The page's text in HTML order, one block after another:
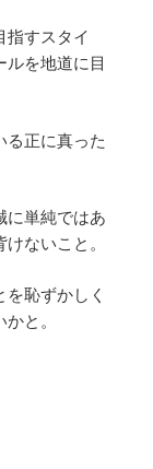
指すスタイ
を地道に目
る正に真った
に単純ではあ
ないこと。
恥ずかしく
と。